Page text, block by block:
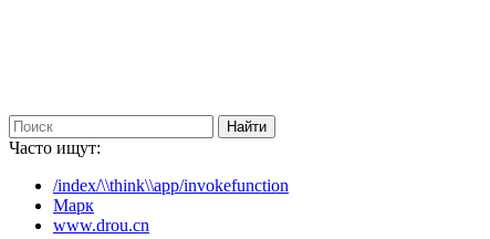
Часто ищут:
/index/\\think\\app/invokefunction
Марк
www.drou.cn